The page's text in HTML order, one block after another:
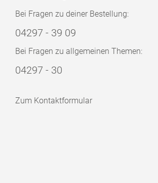
Bei Fragen zu deiner Bestellung:
04297 - 39 09
Bei Fragen zu allgemeinen Themen:
04297 - 30
Zum Kontaktformular